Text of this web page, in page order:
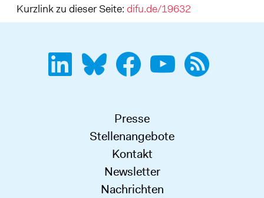
Kurzlink zu dieser Seite: difu.de/19632
Presse
Stellenangebote
Kontakt
Newsletter
Nachrichten